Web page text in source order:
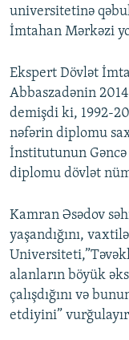
universitetinə
İmtahan Mərkəzi
Ekspert Dövlət
Abbaszadənin
demişdi ki, 1992-
nəfərin diplomu
İnstitutunun
diplomu dövlət
Kamran Əsədov
yaşandığını,
alanların böyük
çalışdığını və
etdiyini”